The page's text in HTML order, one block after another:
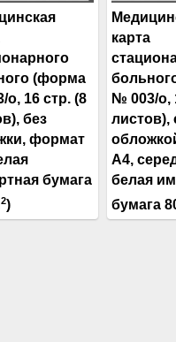
(форма
о, 16 стр. (8
без
формат
бумага
2)
карта
№ 003/о,
листов),
А4,
белая
бумага